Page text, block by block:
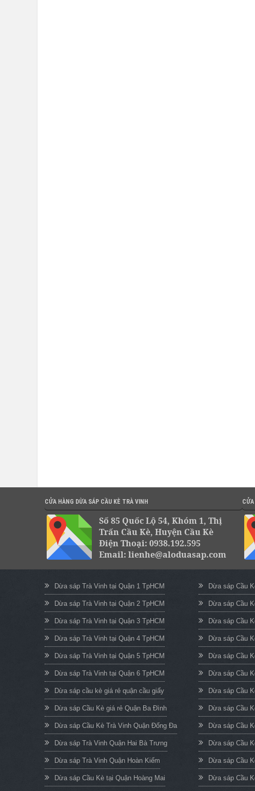
CỬA HÀNG DỪA SÁP CẦU KÈ TRÀ VINH
Số 85 Quốc Lộ 54, Khóm 1, Thị
Trấn Cầu Kè, Huyện Cầu Kè
Điện Thoại: 0938.192.595
Email: lienhe@aloduasap.com
Dừa sáp Trà Vinh tại Quận 1 TpHCM
Dừa sáp Trà Vinh tại Quận 2 TpHCM
Dừa sáp Trà Vinh tại Quận 3 TpHCM
Dừa sáp Trà Vinh tại Quận 4 TpHCM
Dừa sáp Trà Vinh tại Quận 5 TpHCM
Dừa sáp Trà Vinh tại Quận 6 TpHCM
Dừa sáp cầu kè giá rẻ quận cầu giấy
Dừa sáp Cầu Kè giá rẻ Quận Ba Đình
Dừa sáp Cầu Kè Trà Vinh Quận Đống Đa
Dừa sáp Trà Vinh Quận Hai Bà Trưng
Dừa sáp Trà Vinh Quận Hoàn Kiếm
Dừa sáp Cầu Kè tại Quận Hoàng Mai
Dừa sáp Cầu
Dừa sáp Cầu
Dừa sáp Cầu
Dừa sáp Cầu
Dừa sáp Cầu
Dừa sáp Cầu
Dừa sáp Cầu
Dừa sáp Cầu
Dừa sáp Cầu
Dừa sáp Cầu
Dừa sáp Cầu
Dừa sáp Cầu